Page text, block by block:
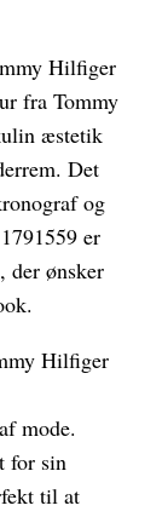
Hilfiger
fra Tommy
æstetik
Det
og
er
der ønsker
Hilfiger
mode.
for sin
til at